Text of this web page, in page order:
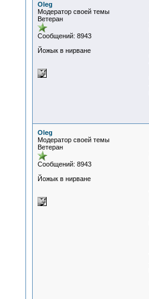
Oleg
Модератор своей темы
Ветеран
Сообщений: 8943
Йожык в нирване
Oleg
Модератор своей темы
Ветеран
Сообщений: 8943
Йожык в нирване